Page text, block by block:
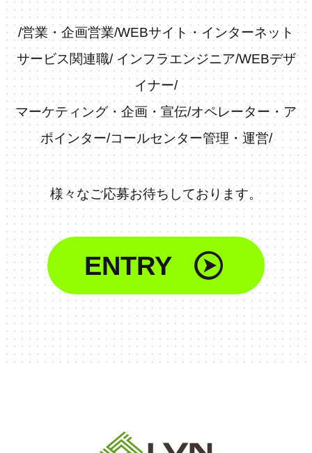
/営業・企画営業/WEBサイト・インターネット
サービス関連職/インフラエンジニア/WEBデザ
イナー/
マーケティング・企画・宣伝/オペレーター・ア
ポインター/コールセンター管理・運営/
様々なご応募お待ちしております。
ENTRY